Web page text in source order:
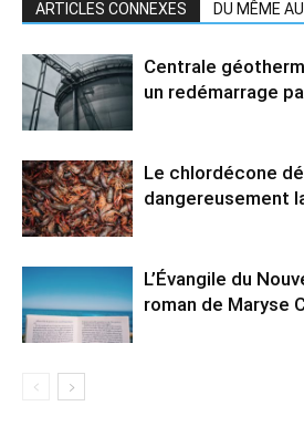
ARTICLES CONNEXES DU MÊME
Centrale
un redémarrage
Le chlordécone
dangereusement
L’Évangile du
roman de Maryse